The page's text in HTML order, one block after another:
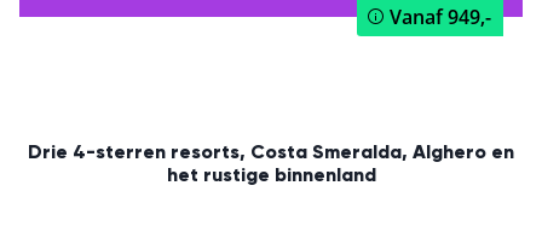
Vanaf949,-
Drie 4-sterren resorts, Costa Smeralda, Alghero en
het rustige binnenland